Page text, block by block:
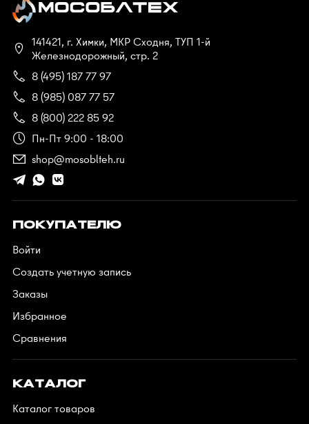
141421, г. Химки, МКР Сходня, ТУП 1-й
Железнодорожный, стр. 2
8 (495) 187 77 97
8 (985) 087 77 57
8 (800) 222 85 92
Пн-Пт 9:00 - 18:00
shop@mosoblteh.ru
ПОКУПАТЕЛЮ
Войти
Создать учетную запись
Заказы
Избранное
Сравнения
КАТАЛОГ
Каталог товаров